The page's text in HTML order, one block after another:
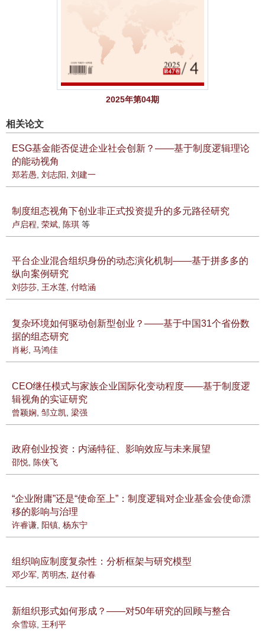
2025年第04期
相关论文
ESG基金能否促进企业社会创新？——基于制度逻辑理论
的能动视角
郑若愚, 刘志阳, 刘建一
制度组态视角下创业非正式投资提升的多元路径研究
卢启程, 荣斌, 陈琪 等
平台企业混合组织身份的动态演化机制——基于拼多多的
纵向案例研究
刘莎莎, 王水莲, 付晗涵
复杂环境如何驱动创新型创业？——基于中国31个省份数
据的组态研究
肖彬, 马鸿佳
CEO继任模式与家族企业国际化变动程度——基于制度逻
辑视角的实证研究
曾颖娴, 邹立凯, 梁强
政府创业投资：内涵特征、影响效应与未来展望
邵悦, 陈侠飞
“企业附庸”还是“使命至上”：制度逻辑对企业基金会使命漂
移的影响与治理
许睿谦, 阳镇, 杨东宁
组织响应制度复杂性：分析框架与研究模型
邓少军, 芮明杰, 赵付春
新组织形式如何形成？——对50年研究的回顾与整合
佘雪琼, 王利平